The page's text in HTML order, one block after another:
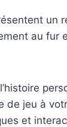
un
au
de jeu à
et